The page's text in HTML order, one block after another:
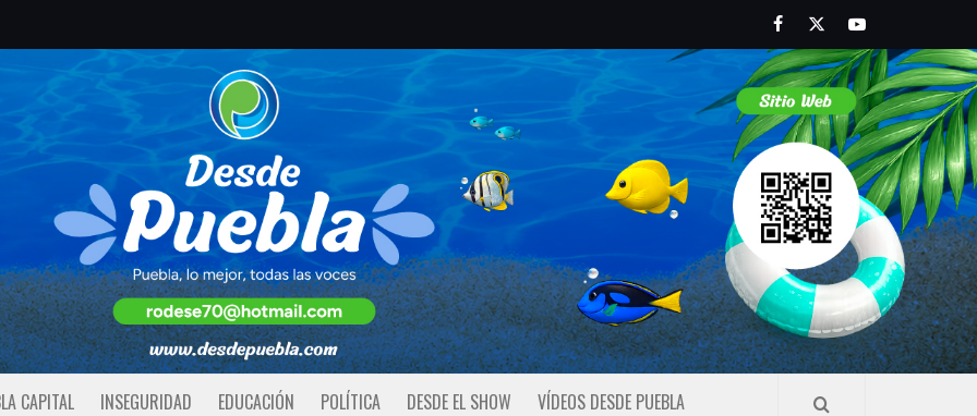
FacebookTwitterYoutube
CAPITAL INSEGURIDAD EDUCACIÓN POLÍTICA DESDE EL SHOW VÍDEOS DESDE PUEBLA